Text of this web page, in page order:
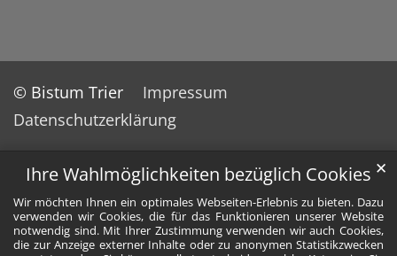
Ihre Wahlmöglichkeiten bezüglich Cookies
Wir möchten Ihnen ein optimales Webseiten-Erlebnis zu bieten. Dazu
verwenden wir Cookies, die für das Funktionieren unserer Website
notwendig sind. Mit Ihrer Zustimmung verwenden wir auch Cookies,
die zur Anzeige externer Inhalte oder zu anonymen Statistikzwecken
✕
© Bistum Trier
Impressum
Datenschutzerklärung